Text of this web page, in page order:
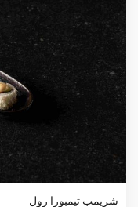
شريمب تيمبورا رول